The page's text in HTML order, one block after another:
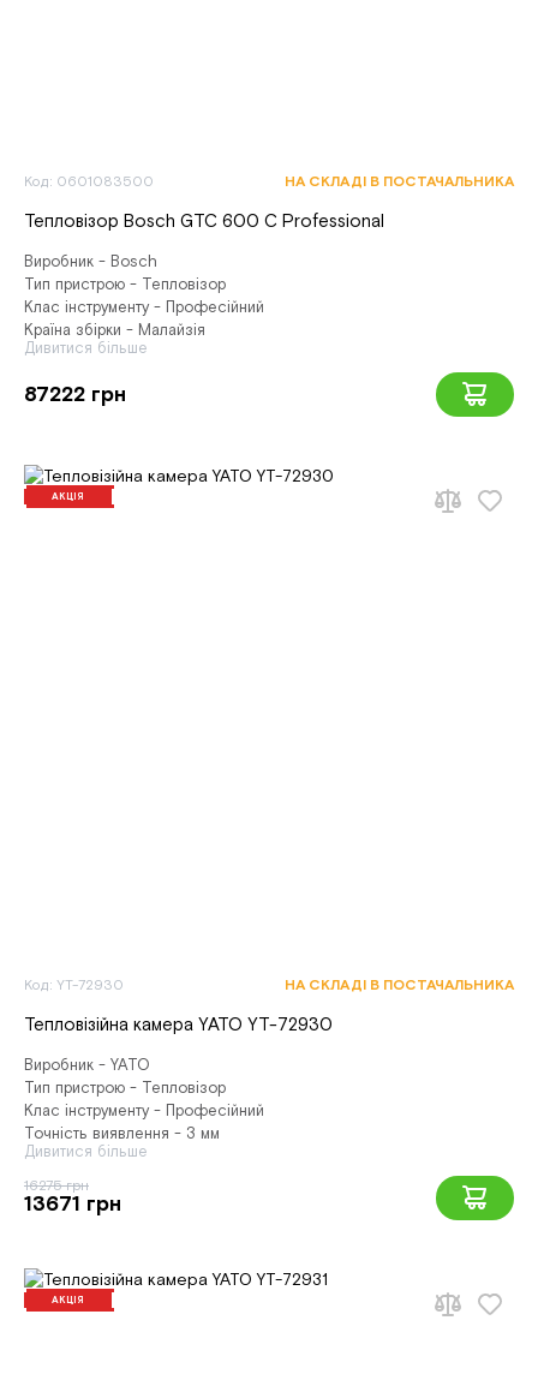
Код: 0601083500 НА СКЛАДІ В ПОСТАЧАЛЬНИКА
Тепловізор Bosch GTC 600 C Professional
Виробник - Bosch
Тип пристрою - Тепловізор
Клас інструменту - Професійний
Країна збірки - Малайзія
Дивитися більше
87222 грн
АКЦІЯ
Код: YT-72930 НА СКЛАДІ В ПОСТАЧАЛЬНИКА
Тепловізійна камера YATO YT-72930
Виробник - YATO
Тип пристрою - Тепловізор
Клас інструменту - Професійний
Точність виявлення - 3 мм
Дивитися більше
16275 грн
13671 грн
АКЦІЯ